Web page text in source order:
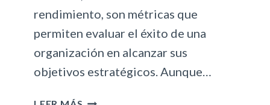
rendimiento, son métricas que
permiten evaluar el éxito de una
organización en alcanzar sus
objetivos estratégicos. Aunque…